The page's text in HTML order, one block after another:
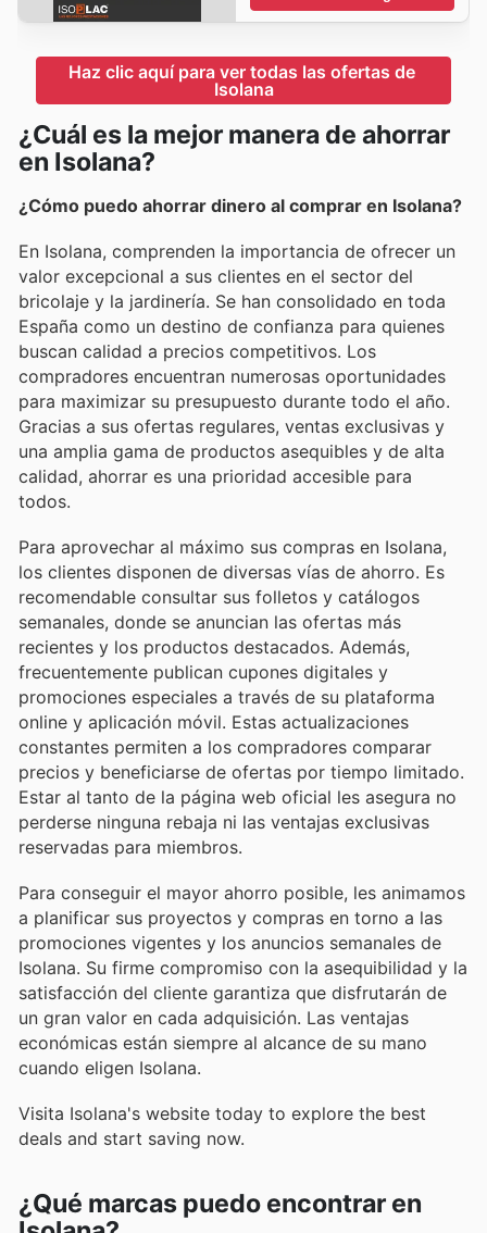
Haz clic aquí para ver todas las ofertas de
Isolana
¿Cuál es la mejor manera de ahorrar
en Isolana?
¿Cómo puedo ahorrar dinero al comprar en Isolana?
En Isolana, comprenden la importancia de ofrecer un
valor excepcional a sus clientes en el sector del
bricolaje y la jardinería. Se han consolidado en toda
España como un destino de confianza para quienes
buscan calidad a precios competitivos. Los
compradores encuentran numerosas oportunidades
para maximizar su presupuesto durante todo el año.
Gracias a sus ofertas regulares, ventas exclusivas y
una amplia gama de productos asequibles y de alta
calidad, ahorrar es una prioridad accesible para
todos.
Para aprovechar al máximo sus compras en Isolana,
los clientes disponen de diversas vías de ahorro. Es
recomendable consultar sus folletos y catálogos
semanales, donde se anuncian las ofertas más
recientes y los productos destacados. Además,
frecuentemente publican cupones digitales y
promociones especiales a través de su plataforma
online y aplicación móvil. Estas actualizaciones
constantes permiten a los compradores comparar
precios y beneficiarse de ofertas por tiempo limitado.
Estar al tanto de la página web oficial les asegura no
perderse ninguna rebaja ni las ventajas exclusivas
reservadas para miembros.
Para conseguir el mayor ahorro posible, les animamos
a planificar sus proyectos y compras en torno a las
promociones vigentes y los anuncios semanales de
Isolana. Su firme compromiso con la asequibilidad y la
satisfacción del cliente garantiza que disfrutarán de
un gran valor en cada adquisición. Las ventajas
económicas están siempre al alcance de su mano
cuando eligen Isolana.
Visita Isolana's website today to explore the best
deals and start saving now.
¿Qué marcas puedo encontrar en